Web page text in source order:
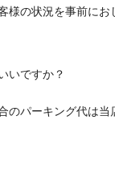
様の状況を事前にお
いですか？
のパーキング代は当